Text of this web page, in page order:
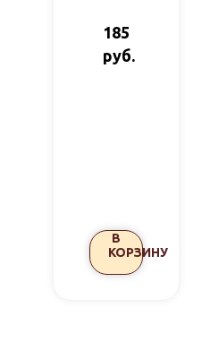
-
манго
185
руб.
В
КОРЗИНУ